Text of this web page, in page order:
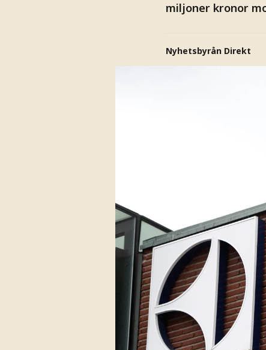
miljoner kronor
Nyhetsbyrån Direkt